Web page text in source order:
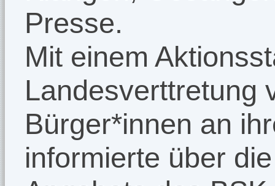
Presse.
Mit einem
Landesverttretung
Bürger*innen an
informierte über